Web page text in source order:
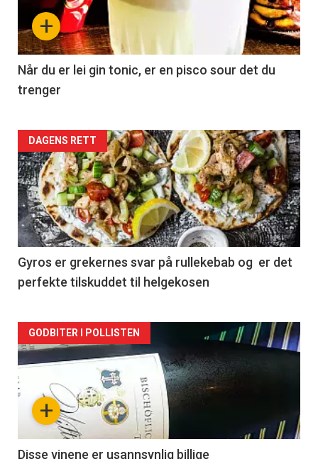
+
Når du er lei gin tonic, er en pisco sour det du
trenger
Forsiden
akkurat
nå
-
2
DAGENS RETT
Gyros er grekernes svar på rullekebab og er det
perfekte tilskuddet til helgekosen
Forsiden
akkurat
nå+
GODBITER I POLLISTEN
Disse vinene er usannsynlig billige